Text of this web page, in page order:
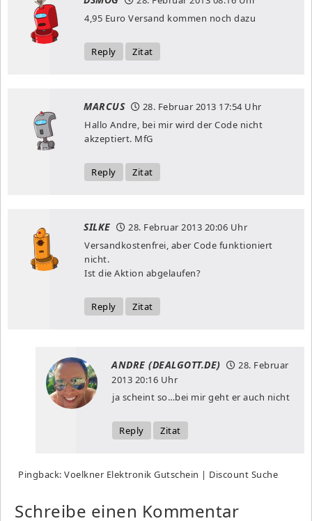
4,95 Euro Versand kommen noch dazu
Reply Zitat
MARCUS 28. Februar 2013 17:54 Uhr
Hallo Andre, bei mir wird der Code nicht
akzeptiert. MfG
Reply Zitat
SILKE 28. Februar 2013 20:06 Uhr
Versandkostenfrei, aber Code funktioniert
nicht.
Ist die Aktion abgelaufen?
Reply Zitat
ANDRE (DEALGOTT.DE)
28. Februar
2013 20:16 Uhr
ja scheint so…bei mir geht er auch nicht
Reply Zitat
Pingback: Voelkner Elektronik Gutschein | Discount Suche
Schreibe einen Kommentar